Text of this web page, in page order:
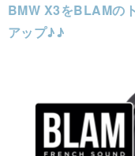
BMW X3をBLAMの
アップ♪♪